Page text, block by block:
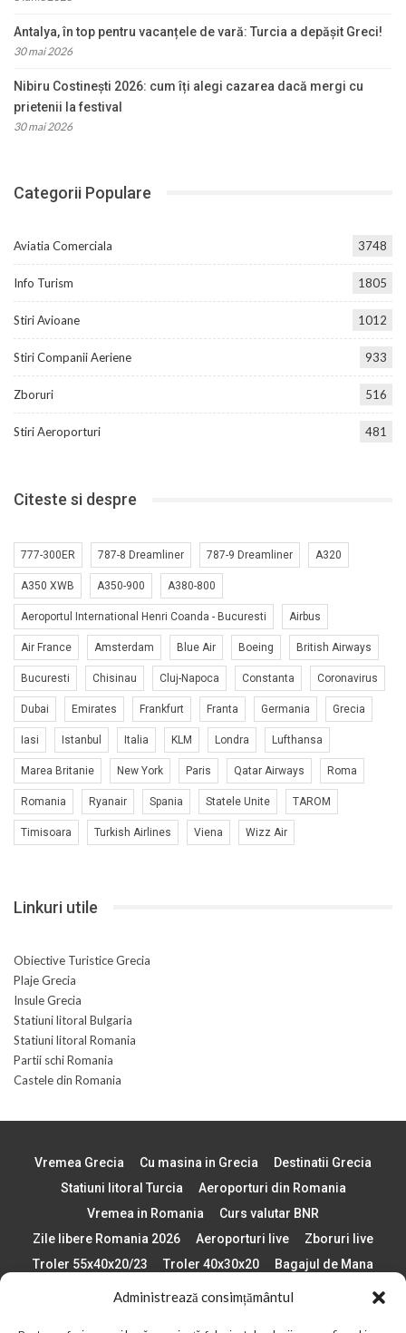
Administrează consimțământul
Antalya, în top pentru vacanțele de vară: Turcia a depășit Greci!
30 mai 2026
Nibiru Costinești 2026: cum îți alegi cazarea dacă mergi cu
prietenii la festival
30 mai 2026
Categorii Populare
Aviatia Comerciala 3748
Info Turism 1805
Stiri Avioane 1012
Stiri Companii Aeriene 933
Zboruri 516
Stiri Aeroporturi 481
Citeste si despre
777-300ER 787-8 Dreamliner 787-9 Dreamliner A320
A350 XWB A350-900 A380-800
Aeroportul International Henri Coanda - Bucuresti Airbus
Air France Amsterdam Blue Air Boeing British Airways
Bucuresti Chisinau Cluj-Napoca Constanta Coronavirus
Dubai Emirates Frankfurt Franta Germania Grecia
Iasi Istanbul Italia KLM Londra Lufthansa
Marea Britanie New York Paris Qatar Airways Roma
Romania Ryanair Spania Statele Unite TAROM
Timisoara Turkish Airlines Viena Wizz Air
Linkuri utile
Obiective Turistice Grecia
Plaje Grecia
Insule Grecia
Statiuni litoral Bulgaria
Statiuni litoral Romania
Partii schi Romania
Castele din Romania
Vremea Grecia Cu masina in Grecia
Destinatii Grecia
Statiuni litoral Turcia
Aeroporturi din Romania
Vremea in Romania
Curs valutar BNR
Zile libere Romania 2026
Aeroporturi live
Zboruri live
Troler 55x40x20/23
Troler 40x30x20
Bagajul de Mana
Paste 2026
Cele mai bune telefoane